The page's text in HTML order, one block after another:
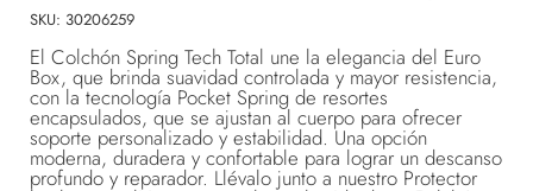
SKU: 30206259
El Colchón Spring Tech Total une la elegancia del Euro
Box, que brinda suavidad controlada y mayor resistencia,
con la tecnología Pocket Spring de resortes
encapsulados, que se ajustan al cuerpo para ofrecer
soporte personalizado y estabilidad. Una opción
moderna, duradera y confortable para lograr un descanso
profundo y reparador. Llévalo junto a nuestro Protector